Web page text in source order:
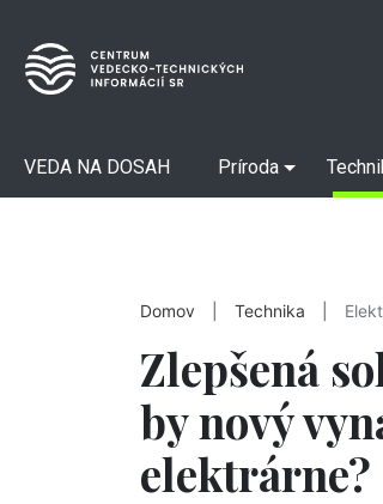
VEDA NA DOSAH Príroda
Domov Technika
Zlepšená
by nový
elektrárne?